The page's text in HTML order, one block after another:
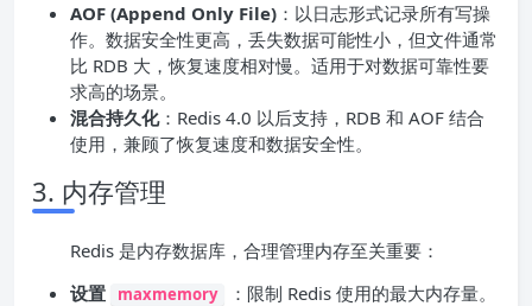
AOF (Append Only File) ：以日志形式记录所有写操
作。数据安全性更高，丢失数据可能性小，但文件通常
比 RDB 大，恢复速度相对慢。适用于对数据可靠性要
求高的场景。
混合持久化：Redis 4.0 以后支持，RDB 和 AOF 结合
使用，兼顾了恢复速度和数据安全性。
3. 内存管理
Redis 是内存数据库，合理管理内存至关重要：
设置
maxmemory
：限制 Redis 使用的最大内存量。